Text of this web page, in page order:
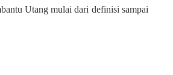
Utang mulai dari definisi sampai